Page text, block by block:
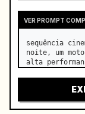
VER PROMPT
sequência
noite, um
alta
câmera: